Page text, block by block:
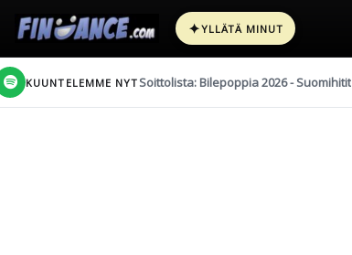
✦YLLÄTÄ MINUT
KUUNTELEMME NYT Soittolista: Bilepoppia 2026 - Suomihitit